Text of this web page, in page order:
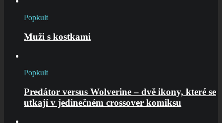
Popkult
Muži s kostkami
Popkult
Predátor versus Wolverine – dvě ikony, které se
utkají v jedinečném crossover komiksu